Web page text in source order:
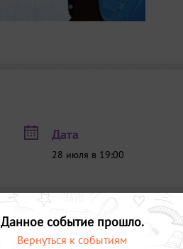
Дата
28 июля в 19:00
Место:
Данное событие прошло.
Вернуться к событиям